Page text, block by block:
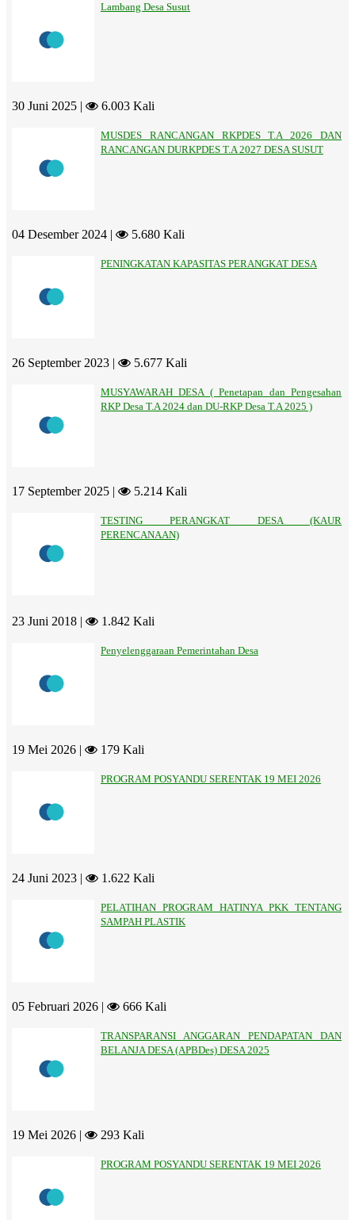
Lambang Desa Susut
30 Juni 2025 | 6.003 Kali
MUSDES RANCANGAN RKPDES T.A 2026 DAN
RANCANGAN DURKPDES T.A 2027 DESA SUSUT
04 Desember 2024 | 5.680 Kali
PENINGKATAN KAPASITAS PERANGKAT DESA
26 September 2023 | 5.677 Kali
MUSYAWARAH DESA ( Penetapan dan Pengesahan
RKP Desa T.A 2024 dan DU-RKP Desa T.A 2025 )
17 September 2025 | 5.214 Kali
TESTING PERANGKAT DESA (KAUR
PERENCANAAN)
23 Juni 2018 | 1.842 Kali
Penyelenggaraan Pemerintahan Desa
19 Mei 2026 | 179 Kali
PROGRAM POSYANDU SERENTAK 19 MEI 2026
24 Juni 2023 | 1.622 Kali
PELATIHAN PROGRAM HATINYA PKK TENTANG
SAMPAH PLASTIK
05 Februari 2026 | 666 Kali
TRANSPARANSI ANGGARAN PENDAPATAN DAN
BELANJA DESA (APBDes) DESA 2025
19 Mei 2026 | 293 Kali
PROGRAM POSYANDU SERENTAK 19 MEI 2026